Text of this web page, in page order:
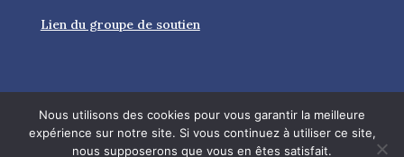
Lien du groupe de soutien
Nous utilisons des cookies pour vous garantir la meilleure
expérience sur notre site. Si vous continuez à utiliser ce site,
nous supposerons que vous en êtes satisfait.